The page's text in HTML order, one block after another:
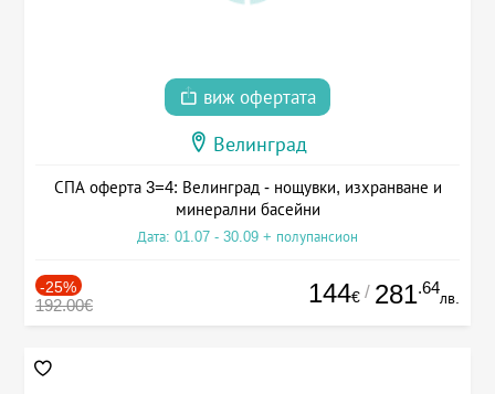
виж офертата
Велинград
СПА оферта 3=4: Велинград - нощувки, изхранване и
минерални басейни
Дата: 01.07 - 30.09 + полупансион
-25%
192.00€ 144€ / 281.64
лв.